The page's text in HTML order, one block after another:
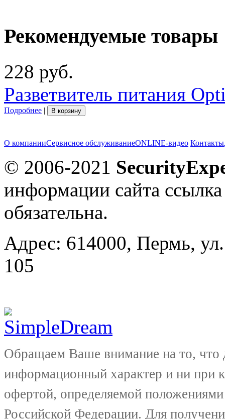
Рекомендуемые товары
228 руб.
Разветвитель питания
Подробнее | В корзину
О компанииСервисное обслуживаниеONLINE-видео Контакты
© 2006-2021
информации сайта
обязательна.
Адрес: 614000, Пермь,
105
Обращаем Ваше внимание на то, что
информационный характер и ни при
офертой, определяемой
Российской Федерации. Для